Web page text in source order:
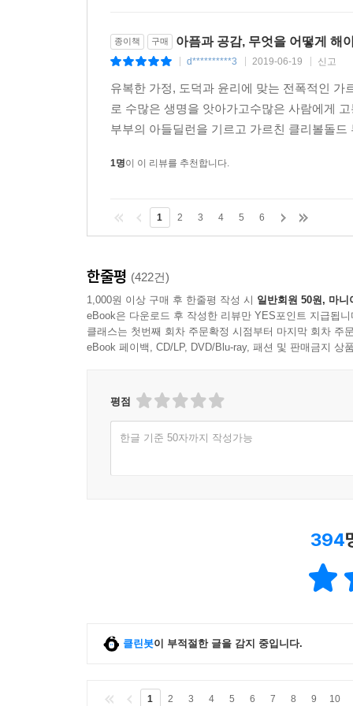
있잖아. 그거 아주 힘든 일이야.” 딜런을 잃은
테지만 납득이 가지 않는다는 점, 그리고 딜런이
자살할까 봐 겁이 났다. 나는 바이런을 부당하
재, 묘비명, 삶의 의미 같은 것에 대해 이야기했다
어긋나는 것만 같았다. 우리는 둘 다 같은 롤러
났다. 톰이 화를 낼 때 나는 슬펐다. 전에는 톰이
이렇게 극단적인 슬픔 상태에 있을 때에는 스트
나는 일기에 이렇게 썼다. ‘톰이 하는 말이 나한테
그래서 나는 만난 적도 없는 사람이 우리의 슬픔
사람들의 공감력과 너그러움에 놀랄 수밖에 없었
적혀 있었다. 머나먼 곳에 사는 낯선 사람이 나
힘겨운 수고를 들였을까 생각하니 경이롭기까
사람들이었다. 다만 안타까운 것은, 당시는 고통
무엇보다도 딜런과 이야기를 하고 싶은 생각이
표면으로 몰려나왔다. 수도꼭지가 돌려진 채로
종이책 구매 아픔과 공감, 무엇을 어떻게 해
d**********3 2019-06-19 신고
유복한 가정, 도덕과 윤리에 맞는 전폭적인
로 수많은 생명을 앗아가고수많은 사람에게
부부의 아들딜런을 기르고 가르친 클리볼돌
1명이 이 리뷰를 추천합니다.
1 2 3 4 5 6
한줄평 (422건)
1,000원 이상 구매 후 한줄평 작성 시 일반회원 50원, 마니
eBook은 다운로드 후 작성한 리뷰만 YES포인트 지급됩니
클래스는 첫번째 회차 주문확정 시점부터 마지막 회차 주
eBook 페이백, CD/LP, DVD/Blu-ray, 패션 및 판매금지 상
평점
한글 기준 50자까지 작성가능
394
클린봇이 부적절한 글을 감지 중입니다.
1 2 3 4 5 6 7 8 9 10